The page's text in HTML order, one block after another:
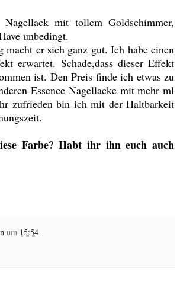
mit tollem Goldschimmer,
unbedingt.
macht er sich ganz gut. Ich habe einen
erwartet. Schade,dass dieser Effekt
ist. Den Preis finde ich etwas zu
Essence Nagellacke mit mehr ml
zufrieden bin ich mit der Haltbarkeit
Farbe? Habt ihr ihn euch auch
um 15:54